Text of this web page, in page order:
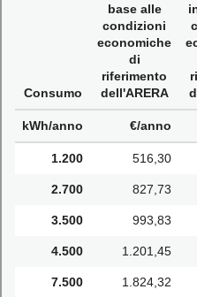
Consumo
base alle
condizioni
economiche
di
riferimento
dell'ARERA
kWh/anno €/anno
1.200 516,30
2.700 827,73
3.500 993,83
4.500 1.201,45
7.500 1.824,32